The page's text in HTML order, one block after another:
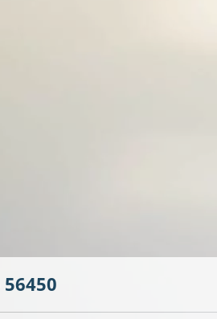
56450